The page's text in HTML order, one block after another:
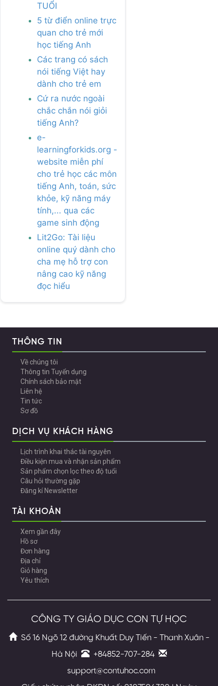
TUỔI
5 từ điển online trực
quan cho trẻ mới
học tiếng Anh
Các trang có sách
nói tiếng Việt hay
dành cho trẻ em
Cứ ra nước ngoài
chắc chắn nói giỏi
tiếng Anh?
e-
learningforkids.org -
website miễn phí
cho trẻ học các môn
tiếng Anh, toán, sức
khỏe, kỹ năng máy
tính,... qua các
game sinh động
Lit2Go: Tài liệu
online quý dành cho
cha mẹ hỗ trợ con
nâng cao kỹ năng
đọc hiểu
THÔNG TIN
Về chúng tôi
Thông tin Tuyển dụng
Chính sách bảo mật
Liên hệ
Tin tức
Sơ đồ
DỊCH VỤ KHÁCH HÀNG
Lịch trình khai thác tài nguyên
Điều kiện mua và nhận sản phẩm
Sản phẩm chọn lọc theo độ tuổi
Câu hỏi thường gặp
Đăng kí Newsletter
TÀI KHOẢN
Xem gần đây
Hồ sơ
Đơn hàng
Địa chỉ
Giỏ hàng
Yêu thích
CÔNG TY GIÁO DỤC CON TỰ HỌC
Số 16 Ngõ 12 đường Khuất Duy Tiến - Thanh Xuân -
Hà Nội
+84852-707-284
support@contuhoc.com